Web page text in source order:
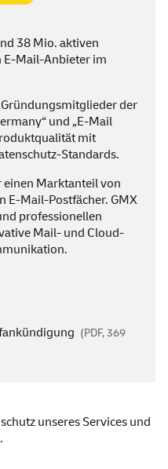
38 Mio. aktiven
E-Mail-Anbieter im
der
“ und „E-Mail
mit
Standards.
einen Marktanteil von
E-Mail-Postfächer. GMX
professionellen
Mail- und Cloud-
(PDF, 369
unseresServices und
.